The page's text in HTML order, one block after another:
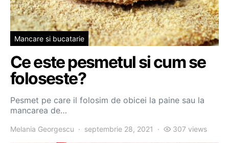
Mancare si bucatarie
Ce este pesmetul si cum se
foloseste?
Pesmet pe care il folosim de obicei la paine sau la
mancarea de…
Melania Georgescu septembrie 28, 2021 307 views